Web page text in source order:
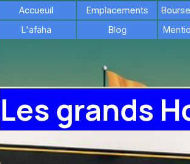
Accueuil Emplacements
L'afaha
▼
Blog
33 6 65 01 49 37
email:contact@boursehorlogeredeamiens.com
Les grands